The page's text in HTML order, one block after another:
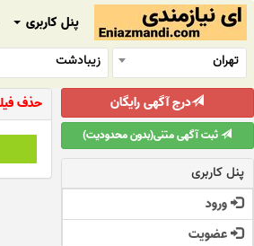
پنل کاربری
تهران
زیبادشت
حذف
درج آگهی رایگان
ثبت آگهی متنی(بدون محدودیت)
پنل کاربری
ورود
عضویت